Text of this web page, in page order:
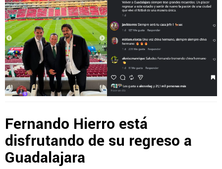
Fernando Hierro está
disfrutando de su regreso a
Guadalajara